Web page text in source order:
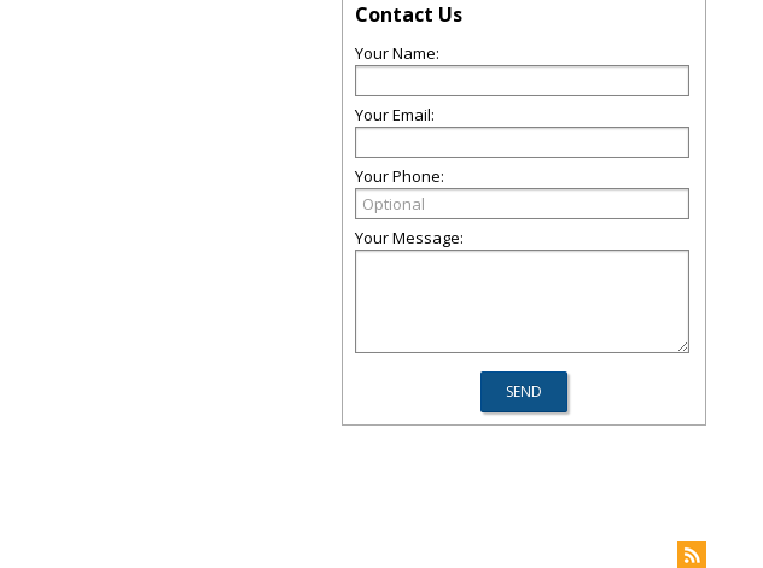
Contact Us
Your Name:
Your Email:
Your Phone:
Your Message: